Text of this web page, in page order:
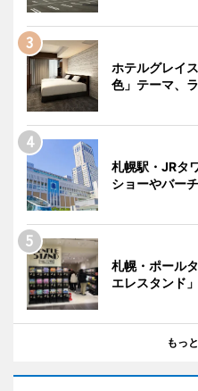
ホテルグレイ
色」テーマ、
札幌駅・JRタ
ショーやバー
札幌・ポール
エレスタンド
もっ